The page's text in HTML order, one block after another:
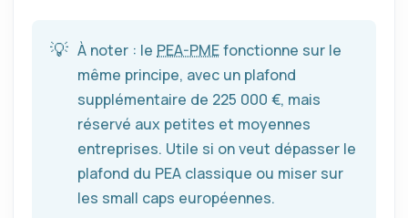
💡 À noter : le PEA-PMEfonctionne sur le
même principe, avec un plafond
supplémentaire de 225 000 €, mais
réservé aux petites et moyennes
entreprises. Utile si on veut dépasser le
plafond du PEA classique ou miser sur
les small caps européennes.